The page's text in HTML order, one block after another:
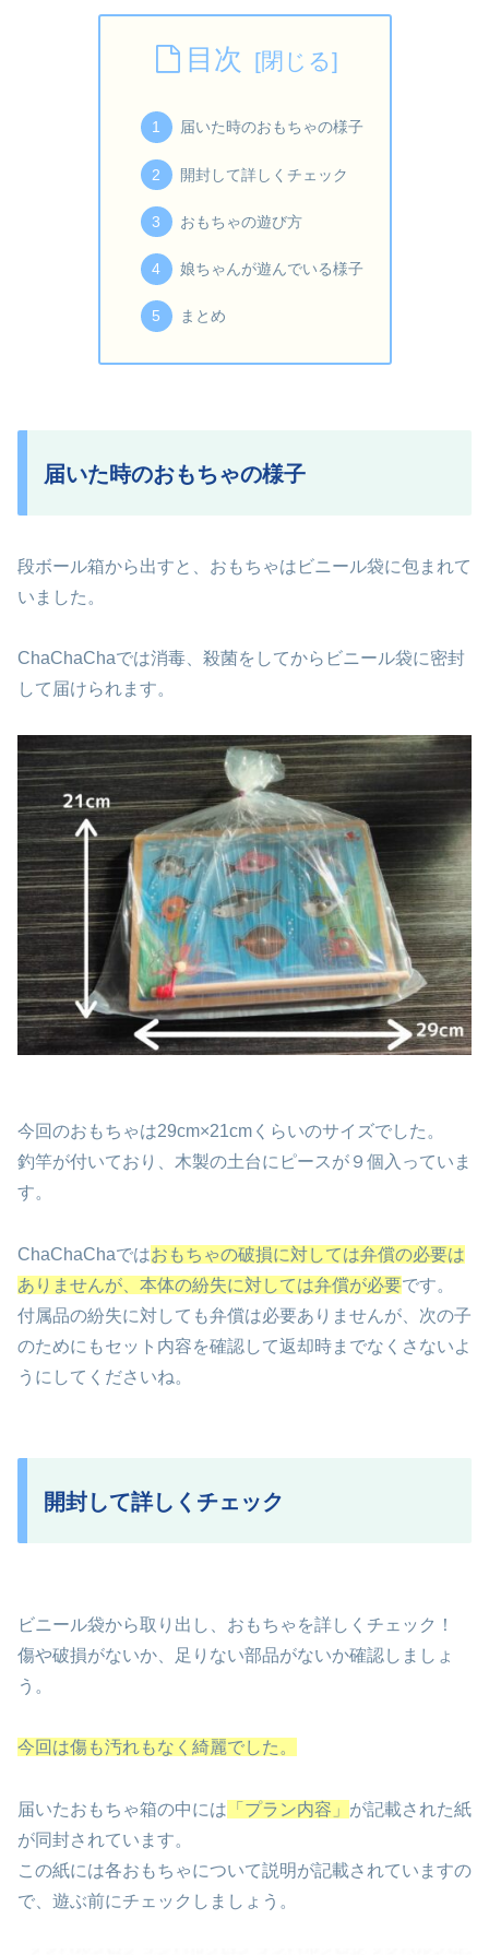
目次
届いた時のおもちゃの様子
開封して詳しくチェック
おもちゃの遊び方
娘ちゃんが遊んでいる様子
まとめ
届いた時のおもちゃの様子
段ボール箱から出すと、おもちゃはビニール袋に包まれて
いました。
ChaChaChaでは消毒、殺菌をしてからビニール袋に密封
して届けられます。
今回のおもちゃは29cm×21cmくらいのサイズでした。
釣竿が付いており、木製の土台にピースが９個入っていま
す。
ChaChaChaではおもちゃの破損に対しては弁償の必要は
ありませんが、本体の紛失に対しては弁償が必要です。
付属品の紛失に対しても弁償は必要ありませんが、次の子
のためにもセット内容を確認して返却時までなくさないよ
うにしてくださいね。
開封して詳しくチェック
ビニール袋から取り出し、おもちゃを詳しくチェック！
傷や破損がないか、足りない部品がないか確認しましょ
う。
今回は傷も汚れもなく綺麗でした。
届いたおもちゃ箱の中には 「プラン内容」 が記載された紙
が同封されています。
この紙には各おもちゃについて説明が記載されていますの
で、遊ぶ前にチェックしましょう。